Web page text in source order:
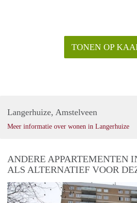
TONEN OP
Langerhuize, Amstelveen
Meer informatie over wonen in Langerhuize
ANDERE APPARTEMENTEN
ALS ALTERNATIEF VOOR